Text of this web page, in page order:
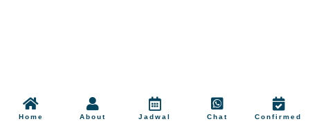
Home About Jadwal Chat Confirmed